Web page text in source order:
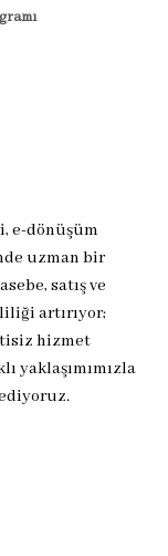
e-dönüşüm
uzman bir
satış ve
artırıyor;
hizmet
yaklaşımımızla